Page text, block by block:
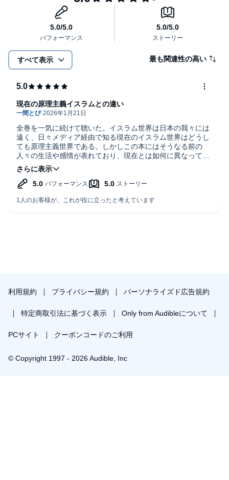
すべて表示 最も関連性の高い
全巻を一気に続けて聴いた。イスラム世界は日本の我々には
遠く、日々メディア経由で知る現在のイスラム世界はどうし
ても原理主義世界である。しかしこの本にはそうなる前の
人々の生活や感情が表れており、現在とは如何に異なってい
たか、今に至る価値観の元を知ったような気持ちになり大変
興味深かった。時代と場所は違えど、古事記を思い出すこと
もあり、長い時間語り継がれてきた物語の素晴らしさに感銘
現在の原理主義イスラムとの違い
利用規約 プライバシー規約 パーソナライズド広告規約
特定商取引法に基づく表示 Only from Audibleについて
PCサイト クーポンコードのご利用
© Copyright 1997 - 2026 Audible, Inc